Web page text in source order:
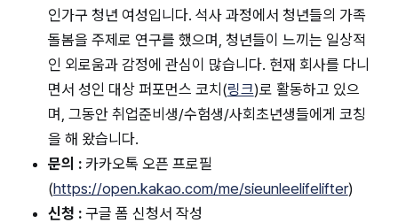
인가구 청년 여성입니다. 석사 과정에서 청년들의 가족
돌봄을 주제로 연구를 했으며, 청년들이 느끼는 일상적
인 외로움과 감정에 관심이 많습니다. 현재 회사를 다니
면서 성인 대상 퍼포먼스 코치(링크)로 활동하고 있으
며, 그동안 취업준비생/수험생/사회초년생들에게 코칭
을 해 왔습니다.
문의 :카카오톡 오픈 프로필
(https://open.kakao.com/me/sieunleelifelifter)
신청 :구글 폼 신청서 작성